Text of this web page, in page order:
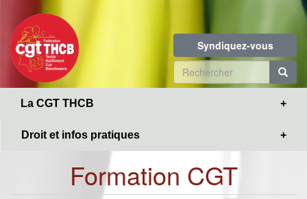
contenu
principal
Syndiquez-vous
Formulaire
de
La CGT THCB
Droit et infos pratiques
Formation CGT